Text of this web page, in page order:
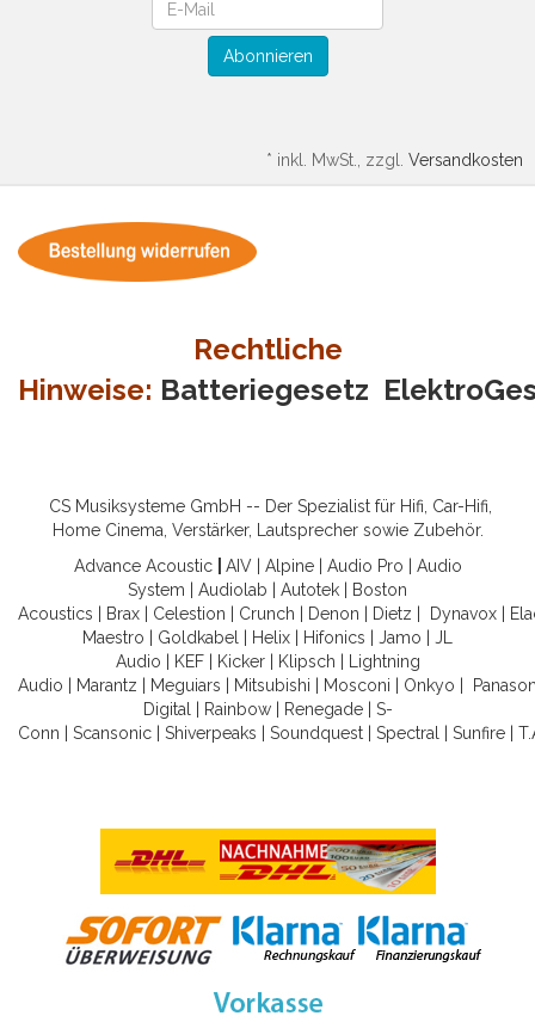
Abonnieren
* inkl. MwSt., zzgl. Versandkosten
Rechtliche
Hinweise: Batteriegesetz
CS Musiksysteme GmbH -- Der Spezialist für Hifi, Car-Hifi,
Home Cinema, Verstärker, Lautsprecher sowie Zubehör.
Advance Acoustic
AIV| Alpine| Audio Pro
Audio
System
Audiolab Autotek
Boston
Acoustics
Brax Celestion Crunch Denon Dietz Dynavox
Maestro
Goldkabel Helix Hifonics Jamo
JL
Audio
KEF| Kicker| Klipsch
Lightning
Audio
Marantz Meguiars Mitsubishi Mosconi Onkyo
Digital
Rainbow| Renegade| S-
Conn
Scansonic Shiverpeaks Soundquest Spectral Sunfire